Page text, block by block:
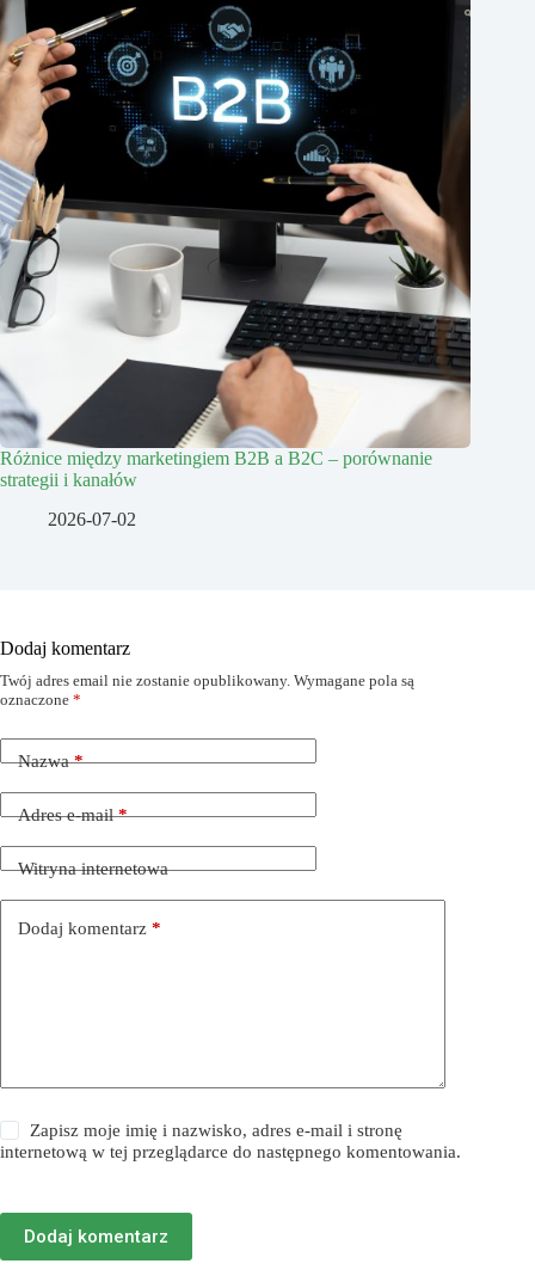
Różnice między marketingiem B2B a B2C – porównanie
strategii i kanałów
2026-07-02
Dodaj komentarz
Twój adres email nie zostanie opublikowany. Wymagane pola są
oznaczone *
Nazwa*
Adres e-mail*
Witryna internetowa
Dodaj komentarz *
Zapisz moje imię i nazwisko, adres e-mail i stronę
internetową w tej przeglądarce do następnego komentowania.
Dodaj komentarz